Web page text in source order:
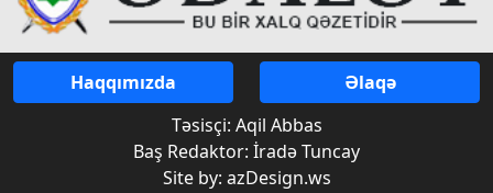
Haqqımızda
Əlaqə
Təsisçi: Aqil Abbas
Baş Redaktor: İradə Tuncay
Site by: azDesign.ws